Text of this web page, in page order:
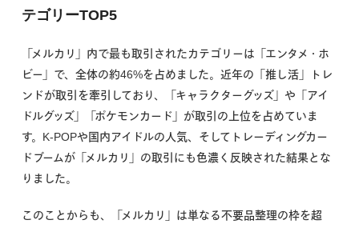
テゴリーTOP5
「メルカリ」内で最も取引されたカテゴリーは「エンタメ・ホ
ビー」で、全体の約46%を占めました。近年の「推し活」トレ
ンドが取引を牽引しており、「キャラクターグッズ」や「アイ
ドルグッズ」「ポケモンカード」が取引の上位を占めていま
す。K-POPや国内アイドルの人気、そしてトレーディングカー
ドブームが「メルカリ」の取引にも色濃く反映された結果とな
りました。
このことからも、「メルカリ」は単なる不要品整理の枠を超